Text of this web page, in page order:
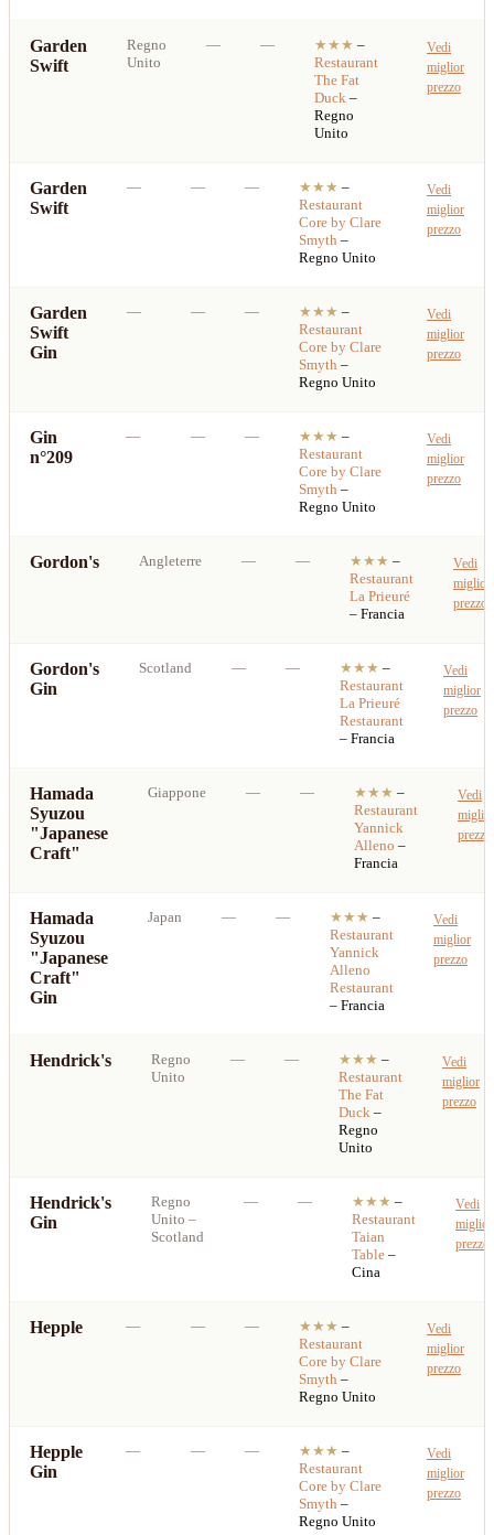
Garden
Swift
Regno
Unito
— — ★★★ –
Restaurant
The Fat
Duck –
Regno
Unito
Vedi
miglior
prezzo
Garden
Swift
— — — ★★★ –
Restaurant
Core by Clare
Smyth –
Regno Unito
Vedi
miglior
prezzo
Garden
Swift
Gin
— — — ★★★ –
Restaurant
Core by Clare
Smyth –
Regno Unito
Vedi
miglior
prezzo
Gin
n°209
— — — ★★★ –
Restaurant
Core by Clare
Smyth –
Regno Unito
Vedi
miglior
prezzo
Gordon's Angleterre — — ★★★ –
Restaurant
La Prieuré
– Francia
Vedi
miglior
prezzo
Gordon's
Gin
Scotland — — ★★★ –
Restaurant
La Prieuré
Restaurant
– Francia
Vedi
miglior
prezzo
Hamada
Syuzou
"Japanese
Craft"
Giappone — — ★★★ –
Restaurant
Yannick
Alleno –
Francia
Vedi
miglior
prezzo
Hamada
Syuzou
"Japanese
Craft"
Gin
Japan — — ★★★ –
Restaurant
Yannick
Alleno
Restaurant
– Francia
Vedi
miglior
prezzo
Hendrick's
Regno
Unito
— — ★★★ –
Restaurant
The Fat
Duck –
Regno
Unito
Vedi
miglior
prezzo
Hendrick's
Gin
Regno
Unito –
Scotland
— — ★★★ –
Restaurant
Taian
Table –
Cina
Vedi
miglior
prezzo
Hepple — — — ★★★ –
Restaurant
Core by Clare
Smyth –
Regno Unito
Vedi
miglior
prezzo
Hepple
Gin
— — — ★★★ –
Restaurant
Core by Clare
Smyth –
Regno Unito
Vedi
miglior
prezzo